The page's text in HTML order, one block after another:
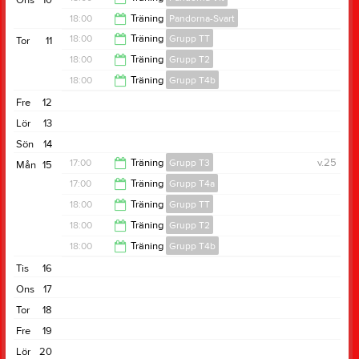
19:00
18:45
18:00 Träning Pandorna-Svart
18:45
11
Tor 18:00 Träning Grupp TT
19:00
18:00 Träning Grupp T2
18:00 Träning Grupp T4b
12
Fre
13
Lör
14
Sön
15
Mån v.25
17:00 Träning Grupp T3
18:00
17:00 Träning Grupp T4a
18:00
18:00 Träning Grupp TT
19:00
18:00 Träning Grupp T2
18:00 Träning Grupp T4b
16
Tis
17
Ons
18
Tor
19
Fre
20
Lör